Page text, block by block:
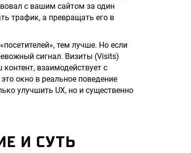
с вашим сайтом за один
трафик, а превращать его в
тем лучше. Но если
сигнал. Визиты (Visits)
взаимодействует с
окно в реальное поведение
улучшить UX, но и существенно
И СУТЬ